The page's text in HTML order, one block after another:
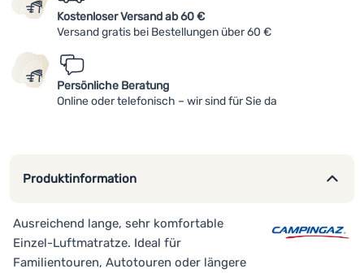
Kostenloser Versand ab 60 €
Versand gratis bei Bestellungen über 60 €
Persönliche Beratung
Online oder telefonisch – wir sind für Sie da
Produktinformation
Ausreichend lange, sehr komfortable
Einzel-Luftmatratze. Ideal für
Familientouren, Autotouren oder längere